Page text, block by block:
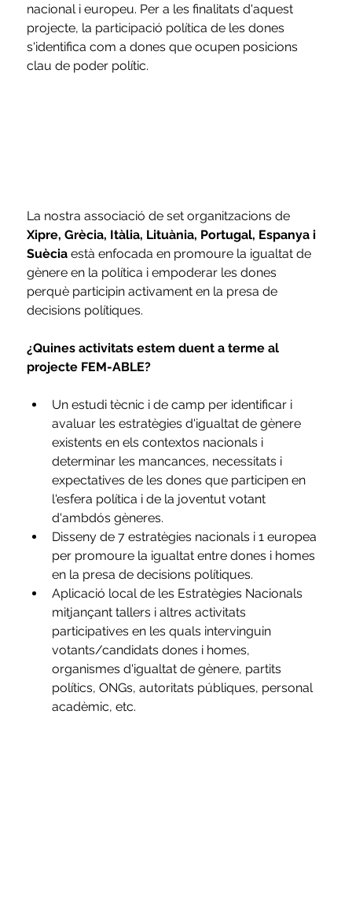
nacional i europeu. Per a les finalitats d'aquest
projecte, la participació política de les dones
s'identifica com a dones que ocupen posicions
clau de poder polític.
La nostra associació de set organitzacions de
Xipre, Grècia, Itàlia, Lituània, Portugal, Espanya i
Suècia està enfocada en promoure la igualtat de
gènere en la política i empoderar les dones
perquè participin activament en la presa de
decisions polítiques.
¿Quines activitats estem duent a terme al
projecte FEM-ABLE?
Un estudi tècnic i de camp per identificar i
avaluar les estratègies d'igualtat de gènere
existents en els contextos nacionals i
determinar les mancances, necessitats i
expectatives de les dones que participen en
l'esfera política i de la joventut votant
d'ambdós gèneres.
Disseny de 7 estratègies nacionals i 1 europea
per promoure la igualtat entre dones i homes
en la presa de decisions polítiques.
Aplicació local de les Estratègies Nacionals
mitjançant tallers i altres activitats
participatives en les quals intervinguin
votants/candidats dones i homes,
organismes d'igualtat de gènere, partits
polítics, ONGs, autoritats públiques, personal
acadèmic, etc.